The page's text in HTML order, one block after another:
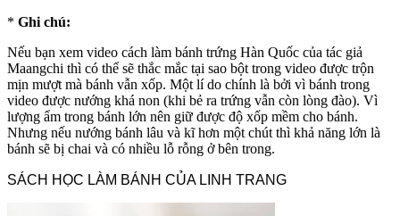
* Ghi chú:
Nếu bạn xem video cách làm bánh trứng Hàn Quốc của tác giả
Maangchi thì có thể sẽ thắc mắc tại sao bột trong video được trộn
mịn mượt mà bánh vẫn xốp. Một lí do chính là bởi vì bánh trong
video được nướng khá non (khi bẻ ra trứng vẫn còn lòng đào). Vì
lượng ẩm trong bánh lớn nên giữ được độ xốp mềm cho bánh.
Nhưng nếu nướng bánh lâu và kĩ hơn một chút thì khả năng lớn là
bánh sẽ bị chai và có nhiều lỗ rỗng ở bên trong.
SÁCH HỌC LÀM BÁNH CỦA LINH TRANG